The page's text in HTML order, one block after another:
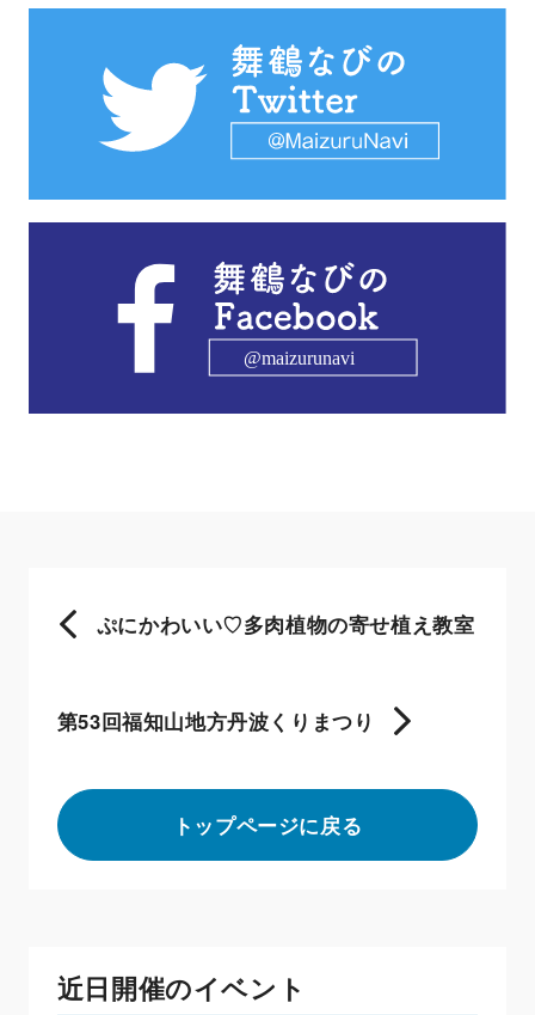
ぷにかわいい♡多肉植物の寄せ植え教室
トップページに戻る
第53回福知山地方丹波くりまつり
近日開催のイベント